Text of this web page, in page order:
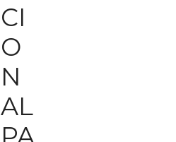
CI
O
N
AL